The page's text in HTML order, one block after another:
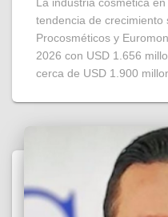
tendencia de crecimiento
Procosméticos y
2026 con USD 1.656
cerca de USD 1.900